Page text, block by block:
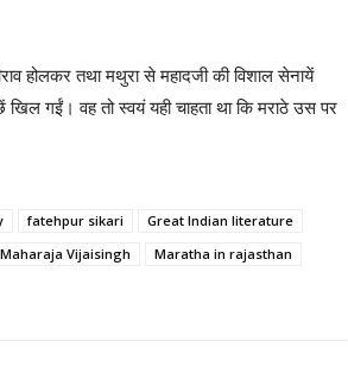
होलकर तथा मथुरा से महादजी की विशाल सेनायें
गईं। वह तो स्वयं यही चाहता था कि मराठे उस पर
fatehpur sikari
Great Indian literature
Maharaja Vijaisingh
Maratha in rajasthan